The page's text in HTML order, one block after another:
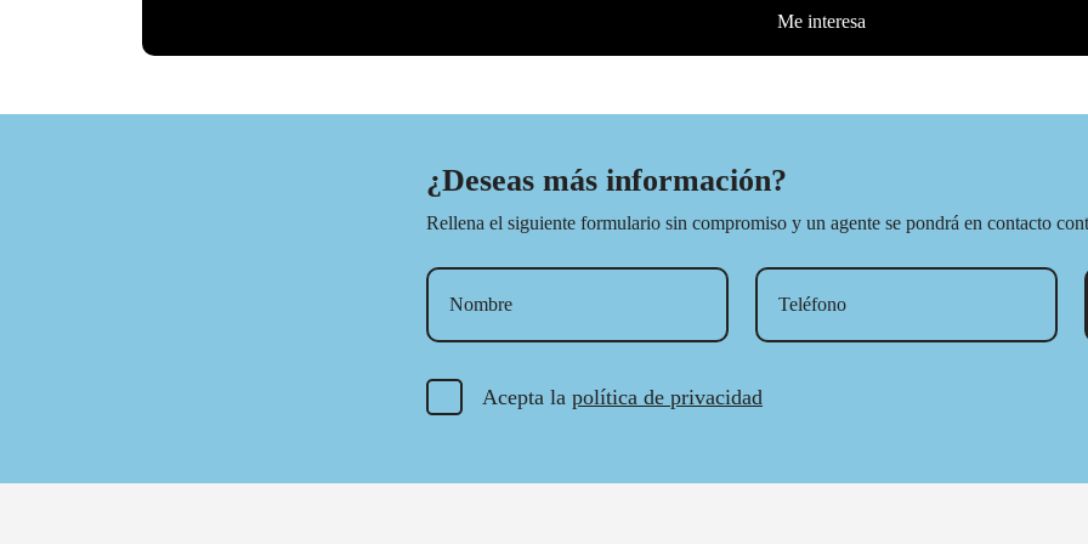
Me interesa
¿Deseas más información?
Rellena el siguiente formulario sin compromiso y un agente se pondrá en contacto
Acepta la política de privacidad